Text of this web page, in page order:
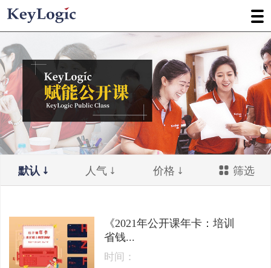
默认 人气 价格 筛选
《2021年公开课年卡：培训
省钱...
时间：